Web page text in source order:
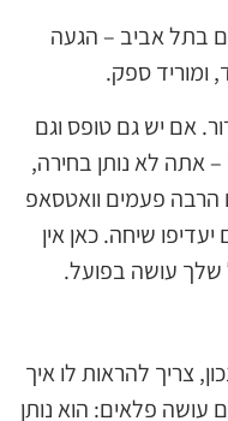
בתל אביב – הגעה
ומוריד ספק.
אם יש גם טופס וגם
– אתה לא נותן בחירה,
הרבה פעמים וואטסאפ
שיחה. כאן אין
עושה בפועל.
צריך להראות לו איך
קצר של 3-4 שלבים עושה פלאים: הוא נותן